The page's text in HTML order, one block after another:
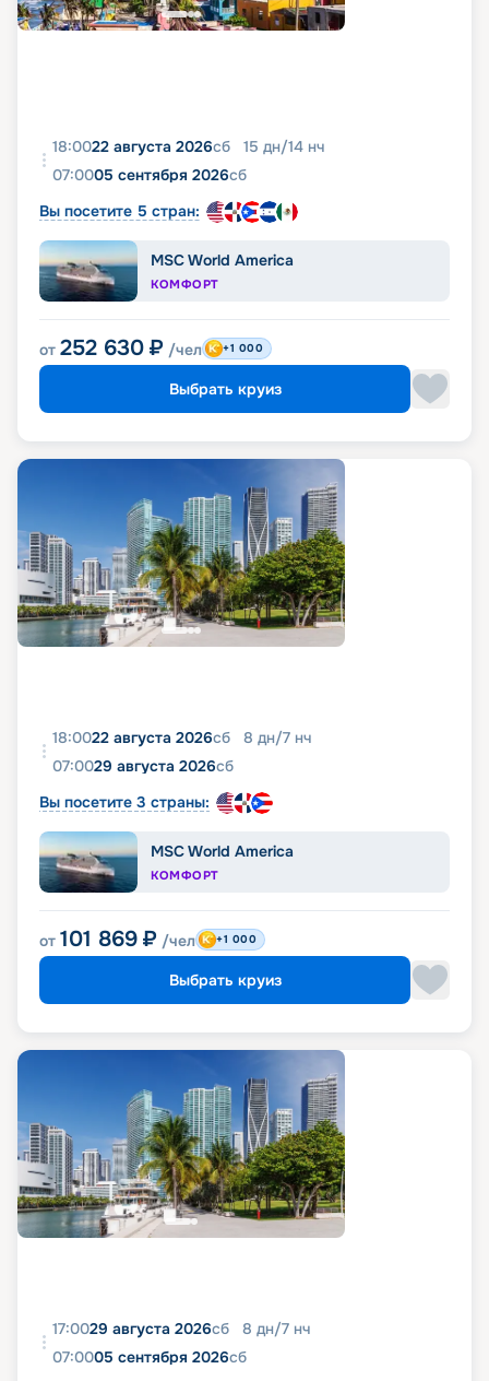
18:0022 августа 2026сб 15 дн/14 нч
07:0005 сентября 2026сб
Вы посетите 5 стран:
MSC World America
КОМФОРТ
от 252 630 ₽ /чел +1 000
Выбрать круиз
18:0022 августа 2026сб 8 дн/7 нч
07:0029 августа 2026сб
Вы посетите 3 страны:
MSC World America
КОМФОРТ
от 101 869 ₽ /чел +1 000
Выбрать круиз
17:0029 августа 2026сб 8 дн/7 нч
07:0005 сентября 2026сб